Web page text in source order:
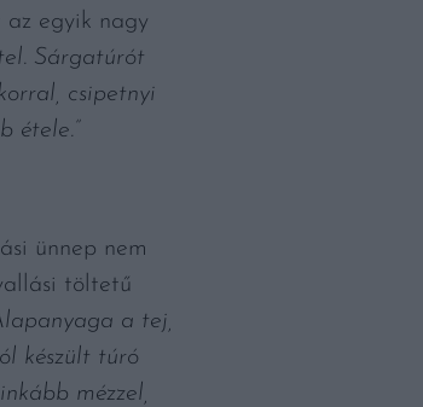
az egyik nagy
Sárgatúrót
csipetnyi
étele.”
ünnep nem
töltetű
a tej,
készült túró
mézzel,